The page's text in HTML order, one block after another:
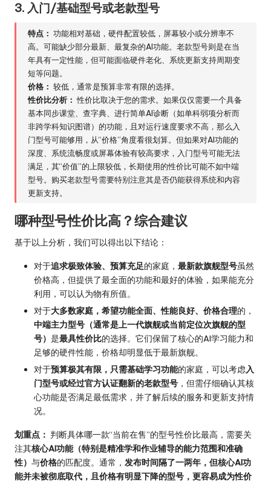
3. 入门/基础型号或老款型号
特点： 功能相对基础，硬件配置较低，屏幕较小或分辨率不
高。可能缺少部分最新、最复杂的AI功能。老款型号则是在当
年具有一定性能，但可能面临硬件老化、系统更新支持周期变
短等问题。
价格： 较低，通常是预算非常有限的选择。
性价比分析： 性价比取决于您的需求。如果仅仅需要一个具备
基本同步课堂、查字典、进行简单AI诊断（如单科弱项分析而
非跨学科知识图谱）的功能，且对运行速度要求不高，那么入
门型号可能够用，从“价格”角度看很划算。但如果对AI功能的
深度、系统流畅度或屏幕体验有较高要求，入门型号可能无法
满足，其“价值”的上限较低，长期使用的性价比可能不如中端
型号。购买老款型号需要特别注意其是否仍能获得系统和内容
更新支持。
哪种型号性价比高？综合建议
基于以上分析，我们可以得出以下结论：
对于追求极致体验、预算充足的家庭， 最新款旗舰型号虽然
价格高，但提供了最全面的功能和最好的体验，如果能充分
利用，可以认为物有所值。
对于大多数家庭，希望功能全面、性能良好、价格合理的，
中端主力型号（通常是上一代旗舰或当前定位次旗舰的型
号） 是最具性价比的选择。它们保留了核心的AI学习能力和
足够的硬件性能，价格却明显低于最新旗舰。
对于预算极其有限，只需基础学习功能的家庭，可以考虑入
门型号或经过官方认证翻新的老款型号 ，但需仔细确认其核
心功能是否满足最低需求，并了解后续的服务和更新支持情
况。
划重点： 判断具体哪一款“当前在售”的型号性价比最高，需要关
注其核心AI功能（特别是精准学和作业辅导的能力范围和准确
性） 与价格的匹配度。通常， 发布时间隔了一两年，但核心AI功
能并未被彻底取代，且价格有明显下降的型号，更容易成为性价